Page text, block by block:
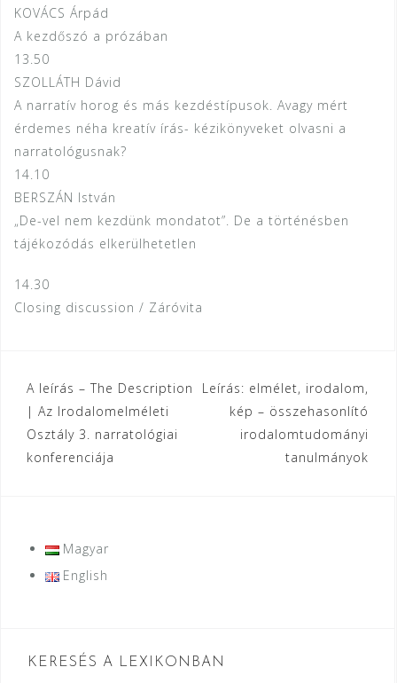
KOVÁCS Árpád
A kezdőszó a prózában
13.50
SZOLLÁTH Dávid
A narratív horog és más kezdéstípusok. Avagy mért
érdemes néha kreatív írás- kézikönyveket olvasni a
narratológusnak?
14.10
BERSZÁN István
„De-vel nem kezdünk mondatot”. De a történésben
tájékozódás elkerülhetetlen
14.30
Closing discussion / Záróvita
Bejegyzés
navigáció
A leírás – The Description
| Az Irodalomelméleti
Osztály 3. narratológiai
konferenciája
Le­írás: el­mé­let, iro­da­lom,
kép – összehasonlító
irodalomtudományi
tanulmányok
Magyar
English
KERESÉS A LEXIKONBAN